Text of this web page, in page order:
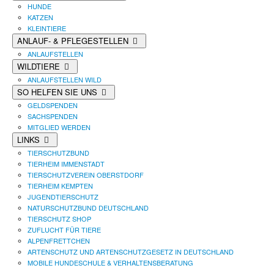
HUNDE
KATZEN
KLEINTIERE
ANLAUF- & PFLEGESTELLEN
ANLAUFSTELLEN
WILDTIERE
ANLAUFSTELLEN WILD
SO HELFEN SIE UNS
GELDSPENDEN
SACHSPENDEN
MITGLIED WERDEN
LINKS
TIERSCHUTZBUND
TIERHEIM IMMENSTADT
TIERSCHUTZVEREIN OBERSTDORF
TIERHEIM KEMPTEN
JUGENDTIERSCHUTZ
NATURSCHUTZBUND DEUTSCHLAND
TIERSCHUTZ SHOP
ZUFLUCHT FÜR TIERE
ALPENFRETTCHEN
ARTENSCHUTZ UND ARTENSCHUTZGESETZ IN DEUTSCHLAND
MOBILE HUNDESCHULE & VERHALTENSBERATUNG